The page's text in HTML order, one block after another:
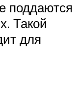
поддаются
Такой
для